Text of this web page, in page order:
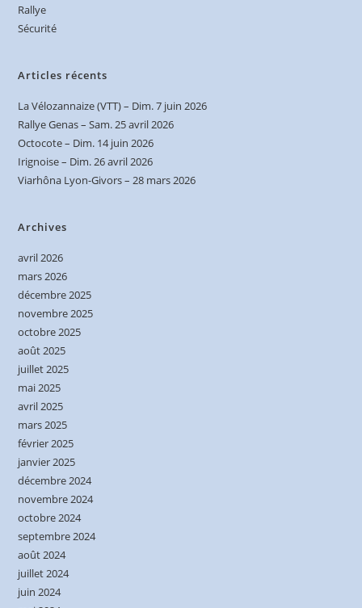
Rallye
Sécurité
Articles récents
La Vélozannaize (VTT) – Dim. 7 juin 2026
Rallye Genas – Sam. 25 avril 2026
Octocote – Dim. 14 juin 2026
Irignoise – Dim. 26 avril 2026
Viarhôna Lyon-Givors – 28 mars 2026
Archives
avril 2026
mars 2026
décembre 2025
novembre 2025
octobre 2025
août 2025
juillet 2025
mai 2025
avril 2025
mars 2025
février 2025
janvier 2025
décembre 2024
novembre 2024
octobre 2024
septembre 2024
août 2024
juillet 2024
juin 2024